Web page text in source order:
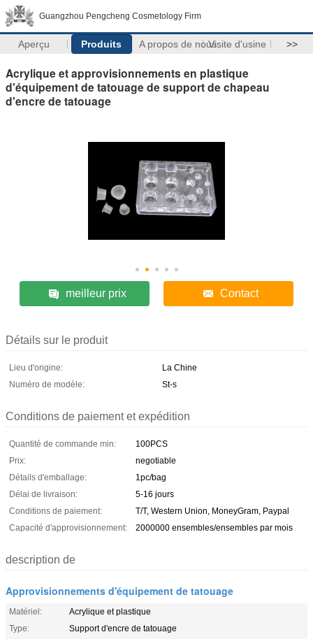
Guangzhou Pengcheng Cosmetology Firm
Aperçu Produits A propos de nousVisite d'usine >>
Acrylique et approvisionnements en plastique
d'équipement de tatouage de support de chapeau
d'encre de tatouage
meilleur prix Contact
Détails sur le produit
Lieu d'origine:
La Chine
Numéro de modèle:
St-s
Conditions de paiement et expédition
Quantité de commande min:
100PCS
Prix:
negotiable
Détails d'emballage:
1pc/bag
Délai de livraison:
5-16 jours
Conditions de paiement:
T/T, Western Union, MoneyGram, Paypal
Capacité d'approvisionnement:
2000000 ensembles/ensembles par mois
description de
Approvisionnements d'équipement de tatouage
Matériel:
Acrylique et plastique
Type:
Support d'encre de tatouage